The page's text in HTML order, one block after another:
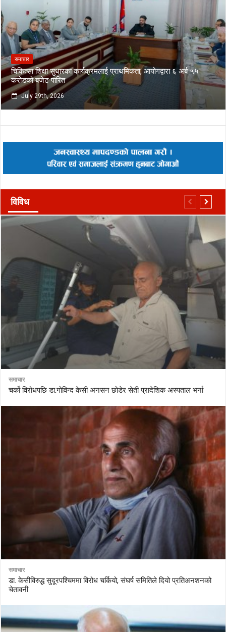
समाचार
चिकित्सा शिक्षा सुधारका कार्यक्रमलाई प्राथमिकता, आयोगद्वारा ६ अर्ब ५५
करोडको बजेट पारित
July 29th, 2026
विविध
समाचार
चर्को विरोधपछि डा.गोविन्द केसी अनसन छोडेर सेती प्रादेशिक अस्पताल भर्ना
समाचार
डा. केसीविरुद्ध सुदूरपश्चिममा विरोध चर्कियो, संघर्ष समितिले दियो प्रतिअनशनको
चेतावनी